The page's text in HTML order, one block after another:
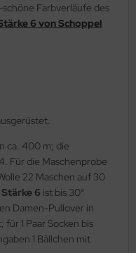
Farbverläufe des
6 von Schoppel
ca. 400 m; die
Für die Maschenprobe
22 Maschen auf 30
6 ist bis 30°
Damen-Pullover in
1 Paar Socken bis
1 Bällchen mit